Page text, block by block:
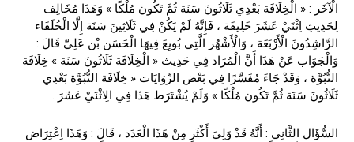
الْآخَر : « الْخِلَافَة بَعْدِي ثَلَاثُونَ سَنَة ثُمَّ تَكُون مُلْكًا » وَهَذَا مُخَالِف
لِحَدِيثِ اِثْنَيْ عَشَرَ خَلِيفَة ، فَإِنَّهُ لَمْ يَكُنْ فِي ثَلَاثِينَ سَنَة إِلَّا الْخُلَفَاء
الرَّاشِدُونَ الْأَرْبَعَة ، وَالْأَشْهُر الَّتِي بُويِعَ فِيهَا الْحَسَن بْن عَلِيّ قَالَ :
وَالْجَوَاب عَنْ هَذَا أَنَّ الْمُرَاد فِي حَدِيث « الْخِلَافَة ثَلَاثُونَ سَنَة » خِلَافَة
النُّبُوَّة ، وَقَدْ جَاءَ مُفَسَّرًا فِي بَعْض الرِّوَايَات « خِلَافَة النُّبُوَّة بَعْدِي
ثَلَاثُونَ سَنَة ثُمَّ تَكُون مُلْكًا » وَلَمْ يُشْتَرَط هَذَا فِي الِاثْنَيْ عَشَرَ .
السُّؤَال الثَّانِي : أَنَّهُ قَدْ وَلِيَ أَكْثَر مِنْ هَذَا الْعَدَد ، قَالَ : وَهَذَا اِعْتِرَاض